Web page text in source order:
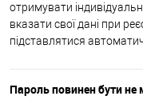
отримувати
вказати свої дані при
підставлятися
Пароль повинен бути